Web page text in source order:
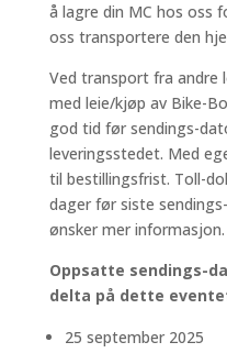
å lagre din MC hos oss
oss transportere den
Ved transport fra andre
med leie/kjøp av Bike-
god tid før sendings-
leveringsstedet. Med
til bestillingsfrist. Toll-
dager før siste
ønsker mer informasjon.
Oppsatte sendings-
delta på dette
25 september 2025